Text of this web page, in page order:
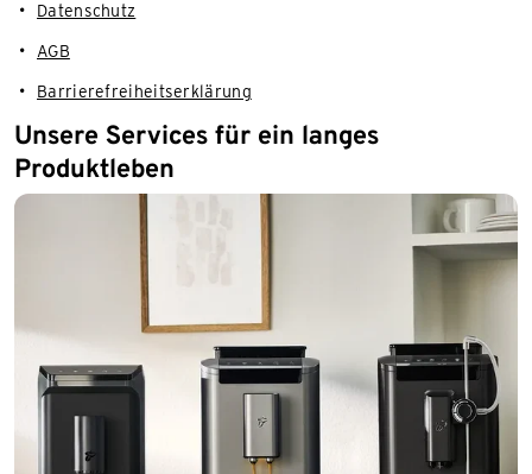
Datenschutz
AGB
Barrierefreiheitserklärung
Unsere Services für ein langes
Produktleben